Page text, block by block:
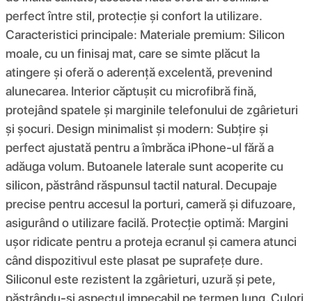
perfect între stil, protecție și confort la utilizare.
Caracteristici principale: Materiale premium: Silicon
moale, cu un finisaj mat, care se simte plăcut la
atingere și oferă o aderență excelentă, prevenind
alunecarea. Interior căptușit cu microfibră fină,
protejând spatele și marginile telefonului de zgârieturi
și șocuri. Design minimalist și modern: Subțire și
perfect ajustată pentru a îmbrăca iPhone-ul fără a
adăuga volum. Butoanele laterale sunt acoperite cu
silicon, păstrând răspunsul tactil natural. Decupaje
precise pentru accesul la porturi, cameră și difuzoare,
asigurând o utilizare facilă. Protecție optimă: Margini
ușor ridicate pentru a proteja ecranul și camera atunci
când dispozitivul este plasat pe suprafețe dure.
Siliconul este rezistent la zgârieturi, uzură și pete,
păstrându-și aspectul impecabil pe termen lung. Culori